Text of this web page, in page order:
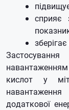
сприяє
кислот у
додаткової